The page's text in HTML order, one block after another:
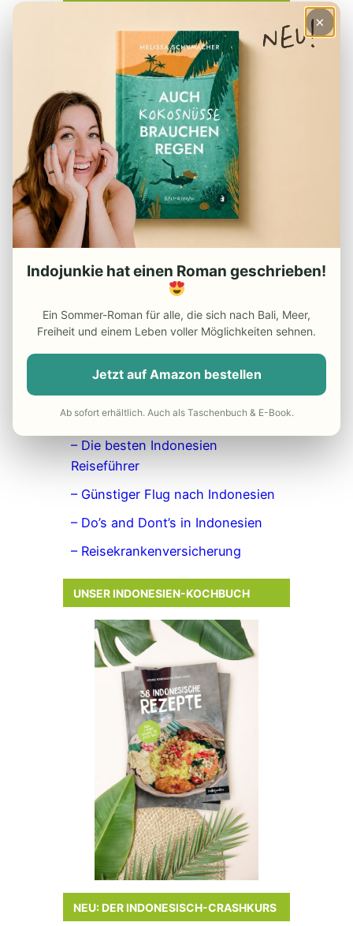
HILFREICHE ARTIKEL
– Checkliste für den Urlaub
– Deine Finanzen in Indonesien
– Visum für Indonesien
– Beste Reisezeit Indonesien
– Die besten Indonesien
Reiseführer
– Günstiger Flug nach Indonesien
– Do’s and Dont’s in Indonesien
– Reisekrankenversicherung
UNSER INDONESIEN-KOCHBUCH
NEU: DER INDONESISCH-CRASHKURS
×
Indojunkie hat einen Roman geschrieben!
Ein Sommer-Roman für alle, die sich nach Bali, Meer,
Freiheit und einem Leben voller Möglichkeiten sehnen.
Jetzt auf Amazon bestellen
Ab sofort erhältlich. Auch als Taschenbuch & E-Book.